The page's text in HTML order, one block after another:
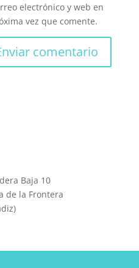
electrónico y web en
vez que comente.
Baja 10
de la Frontera